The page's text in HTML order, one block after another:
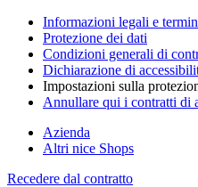
Informazioni legali e
Protezione dei dati
Condizioni generali di
Dichiarazione di
Impostazioni sulla
Annullare qui i contratti di
Azienda
Altri nice Shops
Recedere dal contratto